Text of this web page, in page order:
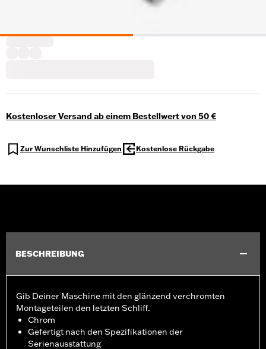
Kostenloser Versand ab einem Bestellwert von 50 €
Zur Wunschliste Hinzufügen Kostenlose Rückgabe
BESCHREIBUNG
Gib Deiner Maschine mit den glänzend verchromten
Montageteilen den letzten Schliff.
Chrom
Gefertigt nach den Spezifikationen der
Serienausstattung